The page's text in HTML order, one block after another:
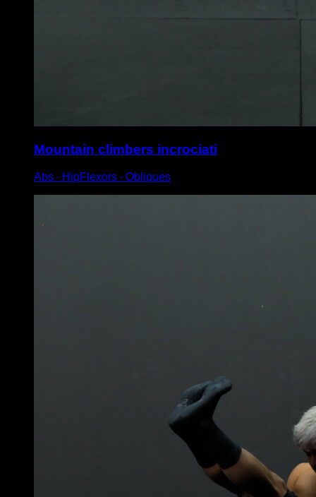
Mountain climbers incrociati
Abs ∙ HipFlexors ∙ Obliques